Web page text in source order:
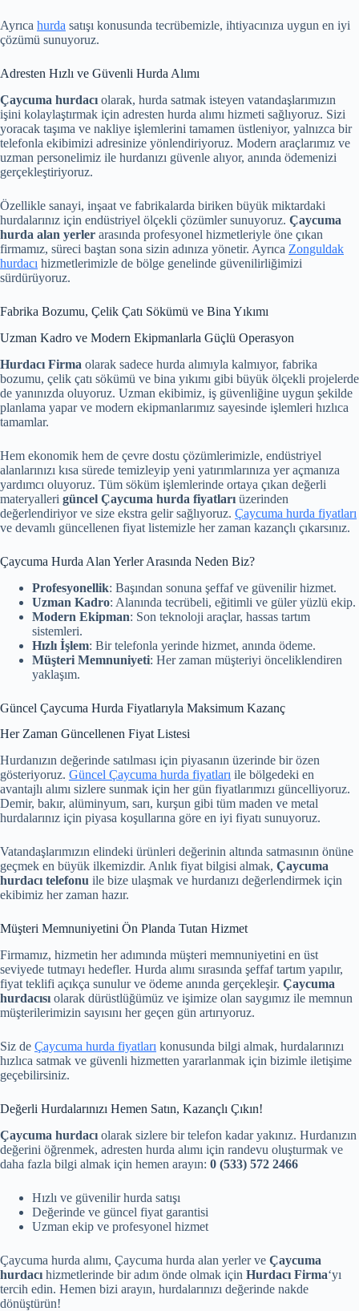
Ayrıca hurda satışı konusunda tecrübemizle, ihtiyacınıza uygun en iyi
çözümü sunuyoruz.
Adresten Hızlı ve Güvenli Hurda Alımı
Çaycuma hurdacı olarak, hurda satmak isteyen vatandaşlarımızın
işini kolaylaştırmak için adresten hurda alımı hizmeti sağlıyoruz. Sizi
yoracak taşıma ve nakliye işlemlerini tamamen üstleniyor, yalnızca bir
telefonla ekibimizi adresinize yönlendiriyoruz. Modern araçlarımız ve
uzman personelimiz ile hurdanızı güvenle alıyor, anında ödemenizi
gerçekleştiriyoruz.
Özellikle sanayi, inşaat ve fabrikalarda biriken büyük miktardaki
hurdalarınız için endüstriyel ölçekli çözümler sunuyoruz. Çaycuma
hurda alan yerler arasında profesyonel hizmetleriyle öne çıkan
firmamız, süreci baştan sona sizin adınıza yönetir. Ayrıca Zonguldak
hurdacı hizmetlerimizle de bölge genelinde güvenilirliğimizi
sürdürüyoruz.
Fabrika Bozumu, Çelik Çatı Sökümü ve Bina Yıkımı
Uzman Kadro ve Modern Ekipmanlarla Güçlü Operasyon
Hurdacı Firma olarak sadece hurda alımıyla kalmıyor, fabrika
bozumu, çelik çatı sökümü ve bina yıkımı gibi büyük ölçekli projelerde
de yanınızda oluyoruz. Uzman ekibimiz, iş güvenliğine uygun şekilde
planlama yapar ve modern ekipmanlarımız sayesinde işlemleri hızlıca
tamamlar.
Hem ekonomik hem de çevre dostu çözümlerimizle, endüstriyel
alanlarınızı kısa sürede temizleyip yeni yatırımlarınıza yer açmanıza
yardımcı oluyoruz. Tüm söküm işlemlerinde ortaya çıkan değerli
materyalleri güncel Çaycuma hurda fiyatları üzerinden
değerlendiriyor ve size ekstra gelir sağlıyoruz. Çaycuma hurda fiyatları
ve devamlı güncellenen fiyat listemizle her zaman kazançlı çıkarsınız.
Çaycuma Hurda Alan Yerler Arasında Neden Biz?
Profesyonellik: Başından sonuna şeffaf ve güvenilir hizmet.
Uzman Kadro: Alanında tecrübeli, eğitimli ve güler yüzlü ekip.
Modern Ekipman: Son teknoloji araçlar, hassas tartım
sistemleri.
Hızlı İşlem: Bir telefonla yerinde hizmet, anında ödeme.
Müşteri Memnuniyeti: Her zaman müşteriyi önceliklendiren
yaklaşım.
Güncel Çaycuma Hurda Fiyatlarıyla Maksimum Kazanç
Her Zaman Güncellenen Fiyat Listesi
Hurdanızın değerinde satılması için piyasanın üzerinde bir özen
gösteriyoruz. Güncel Çaycuma hurda fiyatları ile bölgedeki en
avantajlı alımı sizlere sunmak için her gün fiyatlarımızı güncelliyoruz.
Demir, bakır, alüminyum, sarı, kurşun gibi tüm maden ve metal
hurdalarınız için piyasa koşullarına göre en iyi fiyatı sunuyoruz.
Vatandaşlarımızın elindeki ürünleri değerinin altında satmasının önüne
geçmek en büyük ilkemizdir. Anlık fiyat bilgisi almak, Çaycuma
hurdacı telefonu ile bize ulaşmak ve hurdanızı değerlendirmek için
ekibimiz her zaman hazır.
Müşteri Memnuniyetini Ön Planda Tutan Hizmet
Firmamız, hizmetin her adımında müşteri memnuniyetini en üst
seviyede tutmayı hedefler. Hurda alımı sırasında şeffaf tartım yapılır,
fiyat teklifi açıkça sunulur ve ödeme anında gerçekleşir. Çaycuma
hurdacısı olarak dürüstlüğümüz ve işimize olan saygımız ile memnun
müşterilerimizin sayısını her geçen gün artırıyoruz.
Siz de Çaycuma hurda fiyatları konusunda bilgi almak, hurdalarınızı
hızlıca satmak ve güvenli hizmetten yararlanmak için bizimle iletişime
geçebilirsiniz.
Değerli Hurdalarınızı Hemen Satın, Kazançlı Çıkın!
Çaycuma hurdacı olarak sizlere bir telefon kadar yakınız. Hurdanızın
değerini öğrenmek, adresten hurda alımı için randevu oluşturmak ve
daha fazla bilgi almak için hemen arayın: 0 (533) 572 2466
Hızlı ve güvenilir hurda satışı
Değerinde ve güncel fiyat garantisi
Uzman ekip ve profesyonel hizmet
Çaycuma hurda alımı, Çaycuma hurda alan yerler ve Çaycuma
hurdacı hizmetlerinde bir adım önde olmak için Hurdacı Firma‘yı
tercih edin. Hemen bizi arayın, hurdalarınızı değerinde nakde
dönüştürün!